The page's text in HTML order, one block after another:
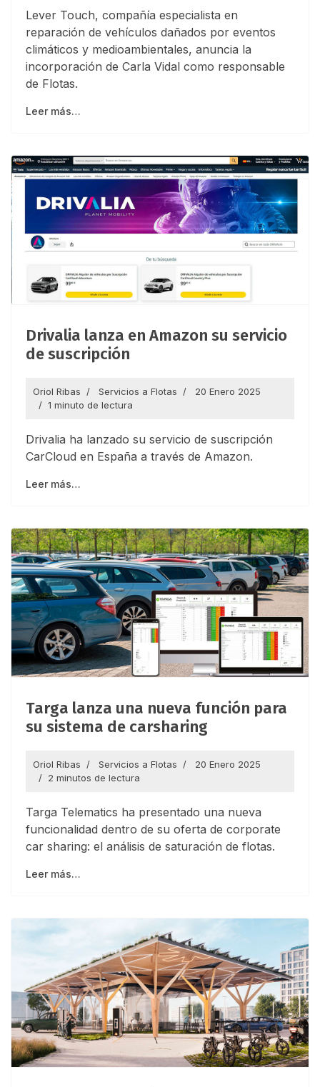
Lever Touch, compañía especialista en
reparación de vehículos dañados por eventos
climáticos y medioambientales, anuncia la
incorporación de Carla Vidal como responsable
de Flotas.
Leer más…
Drivalia lanza en Amazon su servicio
de suscripción
Oriol Ribas Servicios a Flotas
20 Enero 2025
1 minuto de lectura
Drivalia ha lanzado su servicio de suscripción
CarCloud en España a través de Amazon.
Leer más…
Targa lanza una nueva función para
su sistema de carsharing
Oriol Ribas Servicios a Flotas
20 Enero 2025
2 minutos de lectura
Targa Telematics ha presentado una nueva
funcionalidad dentro de su oferta de corporate
car sharing: el análisis de saturación de flotas.
Leer más…